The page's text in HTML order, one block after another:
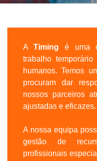
ATiming é uma
trabalho
humanos. Temos
procuram dar
nossos parceiros
ajustadas e eficazes.
A nossa equipa
gestão de
profissionais